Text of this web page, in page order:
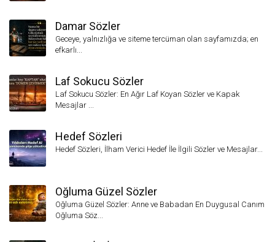
Damar Sözler
Geceye, yalnızlığa ve siteme tercüman olan sayfamızda; en
efkarlı...
Laf Sokucu Sözler
Laf Sokucu Sözler: En Ağır Laf Koyan Sözler ve Kapak
Mesajlar ...
Hedef Sözleri
Hedef Sözleri, İlham Verici Hedef İle İlgili Sözler ve Mesajlar...
Oğluma Güzel Sözler
Oğluma Güzel Sözler: Anne ve Babadan En Duygusal Canım
Oğluma Söz...